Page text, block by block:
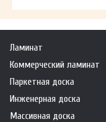
Ламинат
Коммерческий ламинат
Паркетная доска
Инженерная доска
Массивная доска